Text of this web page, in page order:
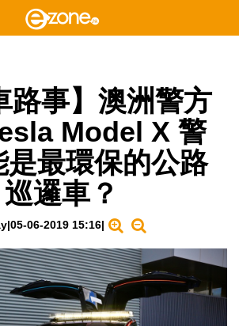
路事】澳洲警方
Model X 警
是最環保的公路
巡邏車？
|05-06-2019 15:16|